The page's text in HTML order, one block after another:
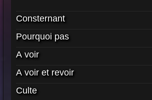
Consternant
Pourquoi pas
A voir
A voir et revoir
Culte